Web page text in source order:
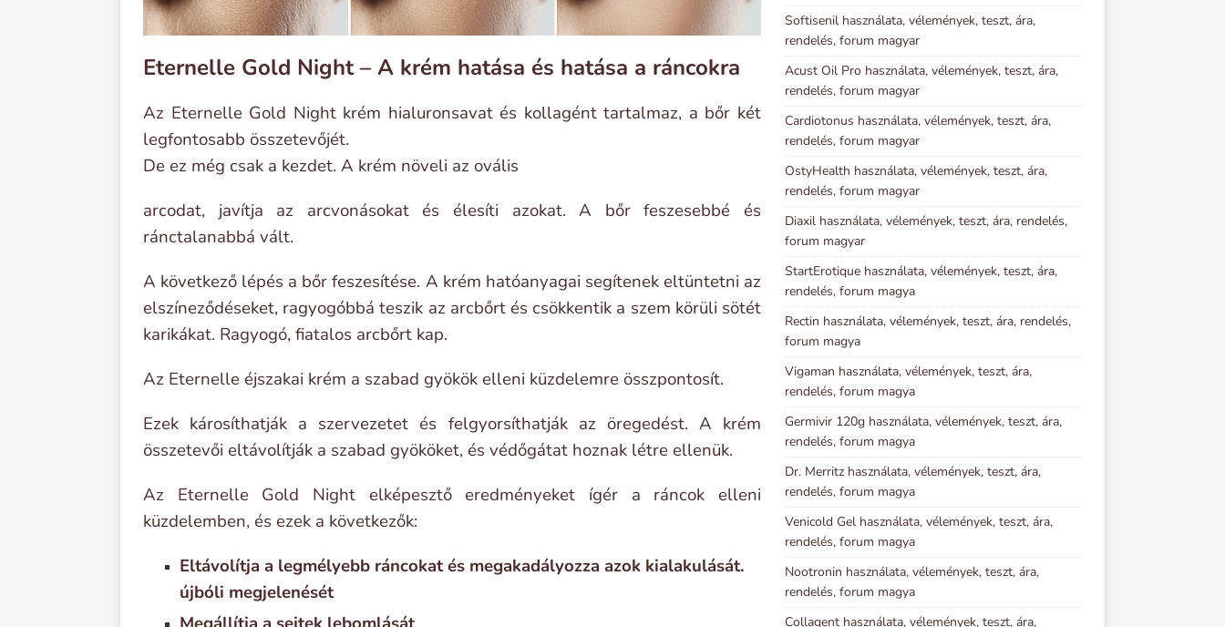
Eternelle Gold Night – A krém hatása és hatása a ráncokra
Az Eternelle Gold Night krém hialuronsavat és kollagént tartalmaz, a bőr két
legfontosabb összetevőjét.
De ez még csak a kezdet. A krém növeli az ovális
arcodat, javítja az arcvonásokat és élesíti azokat. A bőr feszesebbé és
ránctalanabbá vált.
A következő lépés a bőr feszesítése. A krém hatóanyagai segítenek eltüntetni az
elszíneződéseket, ragyogóbbá teszik az arcbőrt és csökkentik a szem körüli sötét
karikákat. Ragyogó, fiatalos arcbőrt kap.
Az Eternelle éjszakai krém a szabad gyökök elleni küzdelemre összpontosít.
Ezek károsíthatják a szervezetet és felgyorsíthatják az öregedést. A krém
összetevői eltávolítják a szabad gyököket, és védőgátat hoznak létre ellenük.
Az Eternelle Gold Night elképesztő eredményeket ígér a ráncok elleni
küzdelemben, és ezek a következők:
Eltávolítja a legmélyebb ráncokat és megakadályozza azok kialakulását.
újbóli megjelenését
Softisenil használata, vélemények, teszt, ára,
rendelés, forum magyar
Acust Oil Pro használata, vélemények, teszt, ára,
rendelés, forum magyar
Cardiotonus használata, vélemények, teszt, ára,
rendelés, forum magyar
OstyHealth használata, vélemények, teszt, ára,
rendelés, forum magyar
Diaxil használata, vélemények, teszt, ára, rendelés,
forum magyar
StartErotique használata, vélemények, teszt, ára,
rendelés, forum magya
Rectin használata, vélemények, teszt, ára, rendelés,
forum magya
Vigaman használata, vélemények, teszt, ára,
rendelés, forum magya
Germivir 120g használata, vélemények, teszt, ára,
rendelés, forum magya
Dr. Merritz használata, vélemények, teszt, ára,
rendelés, forum magya
Venicold Gel használata, vélemények, teszt, ára,
rendelés, forum magya
Nootronin használata, vélemények, teszt, ára,
rendelés, forum magya
Collagent használata, vélemények, teszt, ára,